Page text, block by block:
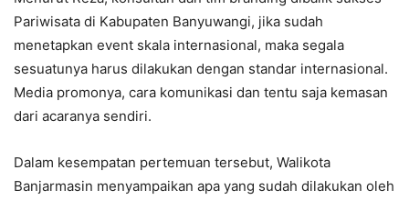
Pariwisata di Kabupaten Banyuwangi, jika sudah
menetapkan event skala internasional, maka segala
sesuatunya harus dilakukan dengan standar internasional.
Media promonya, cara komunikasi dan tentu saja kemasan
dari acaranya sendiri.
Dalam kesempatan pertemuan tersebut, Walikota
Banjarmasin menyampaikan apa yang sudah dilakukan oleh